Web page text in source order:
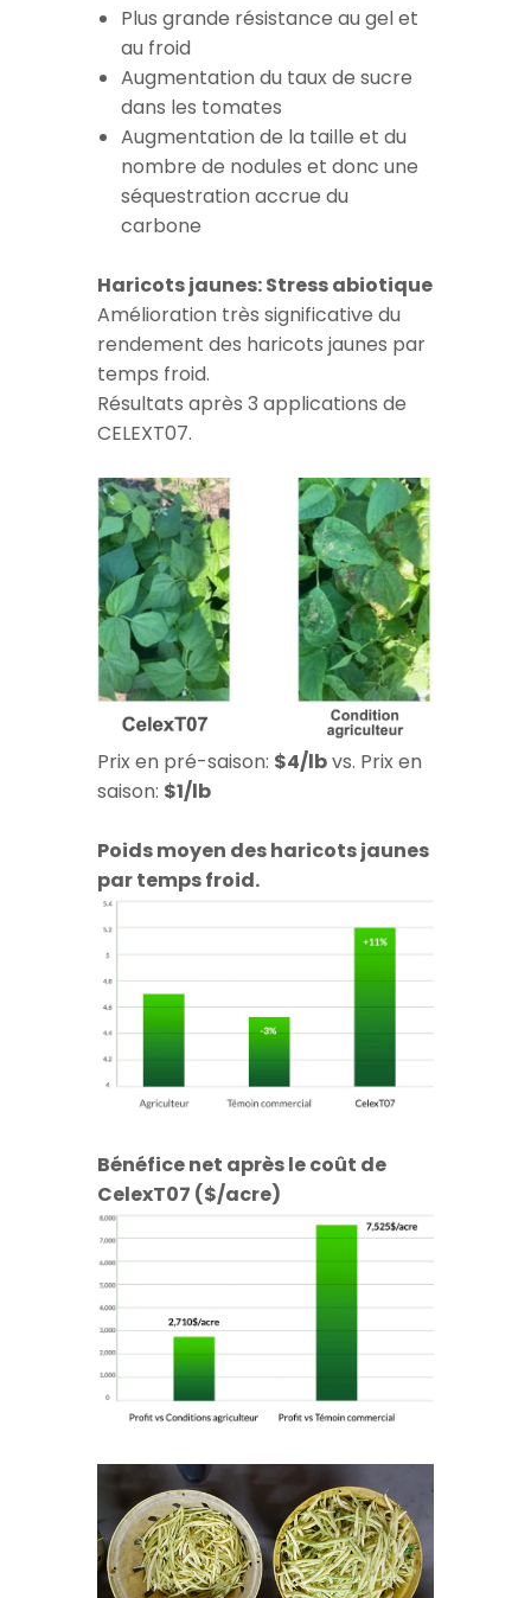
Plus grande résistance au gel et
au froid
Augmentation du taux de sucre
dans les tomates
Augmentation de la taille et du
nombre de nodules et donc une
séquestration accrue du
Haricots jaunes: Stress abiotique
Amélioration très significative du
rendement des haricots jaunes par
temps froid.
Résultats après 3 applications de
Prix en pré-saison:
Poids moyen des haricots jaunes
par temps froid.
Bénéfice net après le coût de
CelexT07 ($/acre)